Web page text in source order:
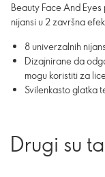
Beauty Face And
nijansi u 2 završna
8 univerzalnih
Dizajnirane da
mogu koristiti za
Svilenkasto glatka
Drugi su